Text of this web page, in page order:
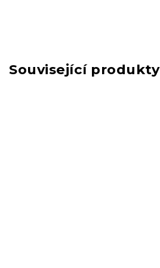
Související produkty